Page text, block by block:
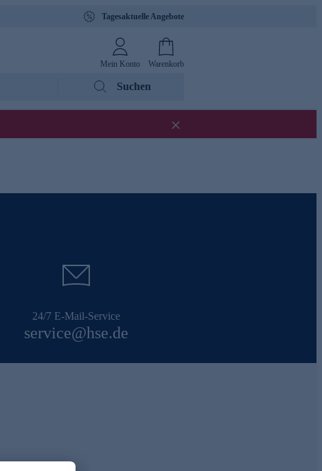
Tagesaktuelle Angebote
Mein Konto Warenkorb
Suchen
24/7 E-Mail-Service
service@hse.de